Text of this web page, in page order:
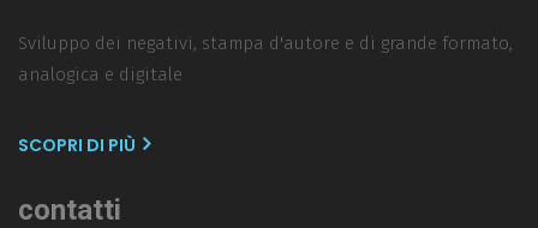
Sviluppo dei negativi, stampa d'autore e di grande formato,
analogica e digitale
SCOPRI DI PIÙ
contatti